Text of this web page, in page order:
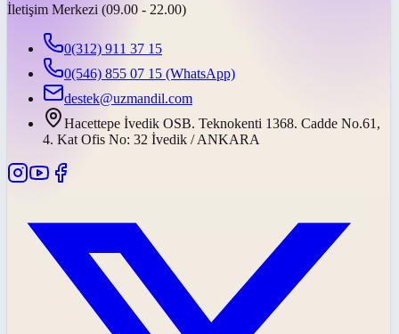
İletişim Merkezi (09.00 - 22.00)
0(312) 911 37 15
0(546) 855 07 15 (WhatsApp)
destek@uzmandil.com
Hacettepe İvedik OSB. Teknokenti 1368. Cadde No.61,
4. Kat Ofis No: 32 İvedik / ANKARA